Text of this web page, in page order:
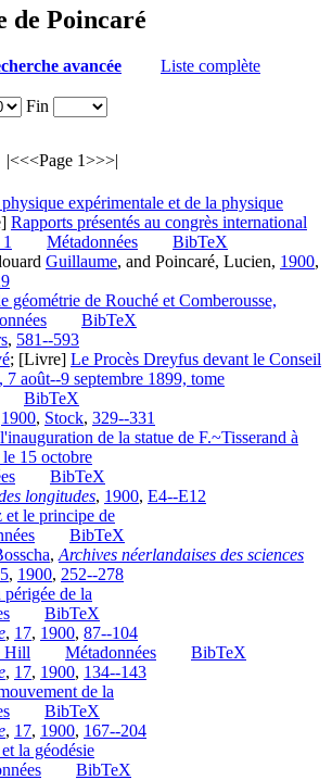
de Poincaré
avancée Liste complète
Fin
|<<<Page 1>>>|
expérimentale et de la physique
Rapports présentés au congrès international
Métadonnées
BibTeX
Guillaume, and Poincaré, Lucien, 1900,
géométrie de Rouché et Comberousse,
BibTeX
, 581--593
; [Livre] Le Procès Dreyfus devant le Conseil
7 août--9 septembre 1899, tome
BibTeX
1900, Stock, 329--331
de la statue de F.~Tisserand à
15 octobre
BibTeX
longitudes, 1900, E4--E12
et le principe de
BibTeX
, Archives néerlandaises des sciences
5, 1900, 252--278
de la
BibTeX
, 17, 1900, 87--104
Hill
Métadonnées
BibTeX
, 17, 1900, 134--143
de la
BibTeX
, 17, 1900, 167--204
la géodésie
BibTeX